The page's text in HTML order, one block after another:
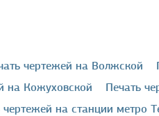
чертежей на Волжской
на Кожуховской
печать
чертежей на станции метро